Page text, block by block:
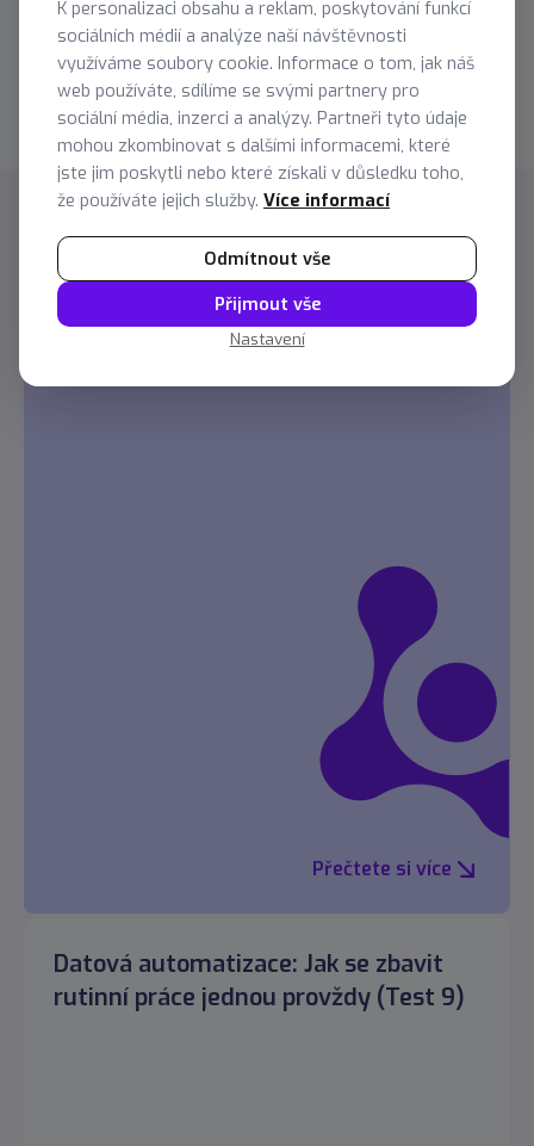
posuere pharetra odio consequat scelerisque et, nunc
tortor.Nulla adipiscing erat a erat. Condimentum lorem
posuere gravida enim posuere cursus diam.
Další tipy a novinky
Datová automatizace: Jak se zbavit
Přečtete si více
Datová automatizace: Jak se zbavit
rutinní práce jednou provždy (Test 9)
K personalizaci obsahu a reklam, poskytování funkcí
sociálních médií a analýze naší návštěvnosti
využíváme soubory cookie. Informace o tom, jak náš
web používáte, sdílíme se svými partnery pro
sociální média, inzerci a analýzy. Partneři tyto údaje
mohou zkombinovat s dalšími informacemi, které
jste jim poskytli nebo které získali v důsledku toho,
že používáte jejich služby. Více informací
Nastavení
Odmítnout vše
Přijmout vše